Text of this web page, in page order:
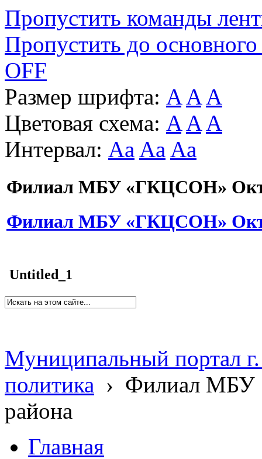
Пропустить команды
Пропустить до основного
OFF
Размер шрифта: A A A
Цветовая схема: A A A
Интервал: Aa Aa Aa
Филиал МБУ «ГКЦСОН»
Филиал МБУ «ГКЦСОН»
Untitled_1
Муниципальный портал
политика › Филиал МБУ
района
Главная